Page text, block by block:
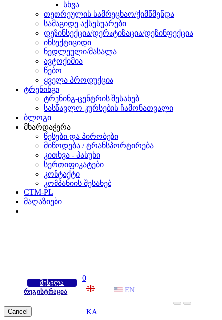
სხვა
თეთრეულის სამრეცხაო/ქიმწმენდა
სამაგიდე აქსესუარები
დეზინსექცია/დერატიზაცია/დეზინფექცია
ინსექტიციდი
ნედლეული/მასალა
ავტოქიმია
წებო
ყველა პროდუქცია
ტრენინგი
ტრენინგ-ცენტრის შესახებ
სასწავლო კურსების ჩამონათვალი
ბლოგი
მხარდაჭერა
წესები და პირობები
მიწოდება / ტრანსპორტირება
კითხვა - პასუხი
სერთიფიკატები
კონტაქტი
კომპანიის შესახებ
CTM-PL
მაღაზიები
შესვლა
რეგისტრაცია
0
KA
EN
Cancel